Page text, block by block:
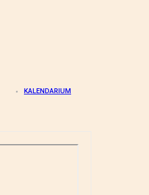
KALENDARIUM